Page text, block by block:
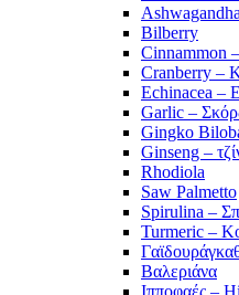
Ashwagandha
Bilberry
Cinnammon
Cranberry –
Echinacea –
Garlic –
Gingko
Ginseng –
Rhodiola
Saw Palmetto
Spirulina –
Turmeric –
Βαλεριάνα